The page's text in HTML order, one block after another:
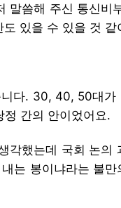
말씀해 주신 통신비
있을 수 있을 것 같
다. 30, 40, 50대가
간의 안이었어요.
각했는데 국회 논의
는 봉이냐라는 불